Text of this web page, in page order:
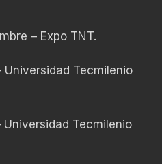
– Expo TNT.
Universidad Tecmilenio
Tecmilenio